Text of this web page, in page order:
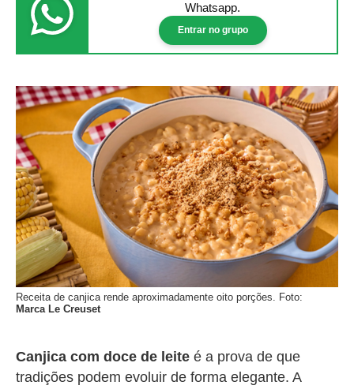
Whatsapp.
Entrar no grupo
Receita de canjica rende aproximadamente oito porções. Foto:
Marca Le Creuset
Canjica com doce de leite é a prova de que
tradições podem evoluir de forma elegante. A